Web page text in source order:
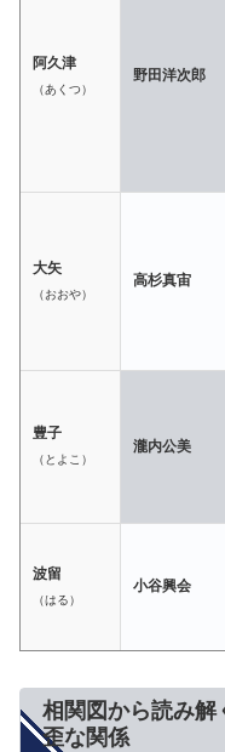
阿久津
（あくつ）
野田洋次郎
大矢
（おおや）
高杉真宙
豊子
（とよこ）
瀧内公美
波留
（はる）
小谷興会
相関図から読み解
歪な関係